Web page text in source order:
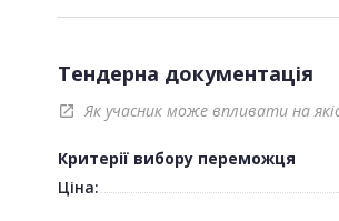
Тендерна документація
open_in_new Як учасник може впливати на
Критерії вибору переможця
Ціна: